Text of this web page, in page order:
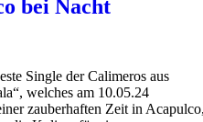
bei Nacht
Single der Calimeros aus
welches am 10.05.24
zauberhaften Zeit in